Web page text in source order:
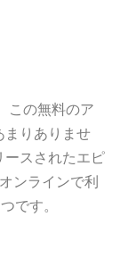
この無料のア
まりありませ
ースされたエピ
ンラインで利
です。